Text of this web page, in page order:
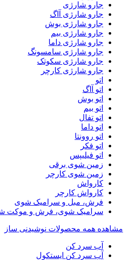
جارو شارژی
جارو شارژی آاگ
جارو شارژی بوش
جارو شارژی بیم
جارو شارژی داما
جارو شارژی سامسونگ
جارو شارژی سکوتک
جارو شارژی کارچر
اتو
اتو آاگ
اتو بوش
اتو بیم
اتو تفال
اتو داما
اتو روونتا
اتو فکر
اتو فیلیپس
زمین شوی برقی
زمین شوی کارچر
کارواش
کارواش کارچر
فرش، مبل و سرامیک شوی
سرامیک شوی، فرش و موکت
مشاهده همه محصولات نوشیدنی ساز
آب سرد کن
آب سرد کن ایستکول